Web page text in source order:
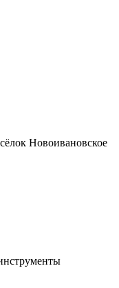
Новоивановское